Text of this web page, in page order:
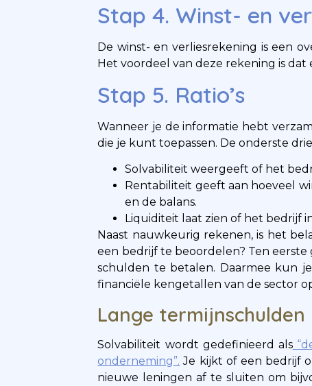
Stap 4. Winst- en
De winst- en verliesrekening is een
Het voordeel van deze rekening is dat
Stap 5. Ratio’s
Wanneer je de informatie hebt
die je kunt toepassen. De onderste
Solvabiliteit weergeeft of het
Rentabiliteit geeft aan hoeveel
en de balans.
Liquiditeit laat zien of het bedrijf
Naast nauwkeurig rekenen, is het
een bedrijf te beoordelen? Ten
schulden te betalen. Daarmee kun
financiële kengetallen van de sector
Lange termijnschulden
Solvabiliteit wordt gedefinieerd als
onderneming”. Je kijkt of een bedrijf
nieuwe leningen af te sluiten om